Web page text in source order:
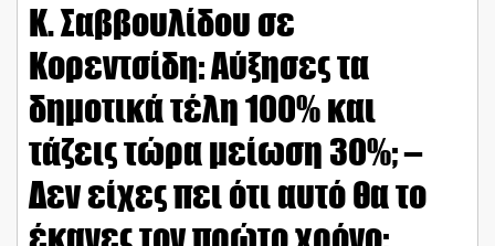
Κ. Σαββουλίδου σε
Κορεντσίδη: Αύξησες τα
δημοτικά τέλη 100% και
τάζεις τώρα μείωση 30%; –
Δεν είχες πει ότι αυτό θα το